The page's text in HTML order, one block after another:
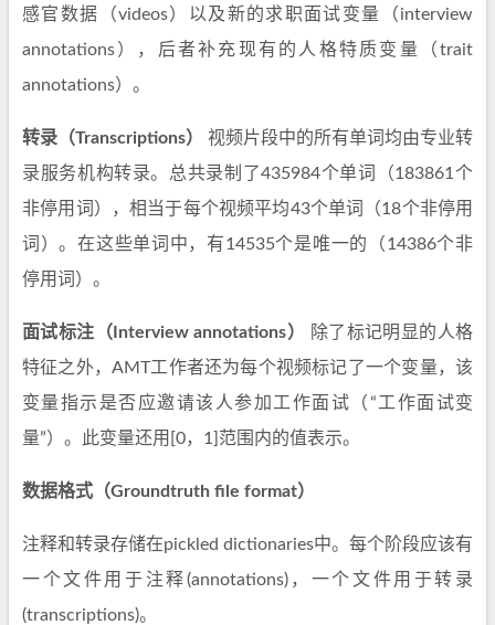
感官数据（videos）以及新的求职面试变量（interview
annotations），后者补充现有的人格特质变量（trait
annotations）。
转录（Transcriptions）
视频片段中的所有单词均由专业转
录服务机构转录。总共录制了435984个单词（183861个
非停用词），相当于每个视频平均43个单词（18个非停用
词）。在这些单词中，有14535个是唯一的（14386个非
停用词）。
面试标注（Interview annotations）
除了标记明显的人格
特征之外，AMT工作者还为每个视频标记了一个变量，该
变量指示是否应邀请该人参加工作面试（“工作面试变
量”）。此变量还用[0，1]范围内的值表示。
数据格式（Groundtruth file format）
注释和转录存储在pickled dictionaries中。每个阶段应该有
一个文件用于注释(annotations)，一个文件用于转录
(transcriptions)。